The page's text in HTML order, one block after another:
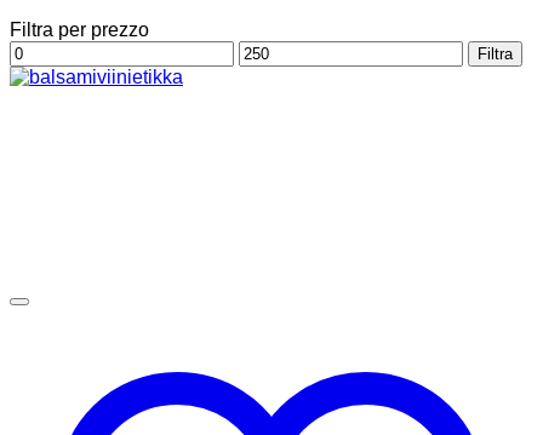
Filtra per prezzo
Prezzo
Min
Prezzo
Max
Filtra